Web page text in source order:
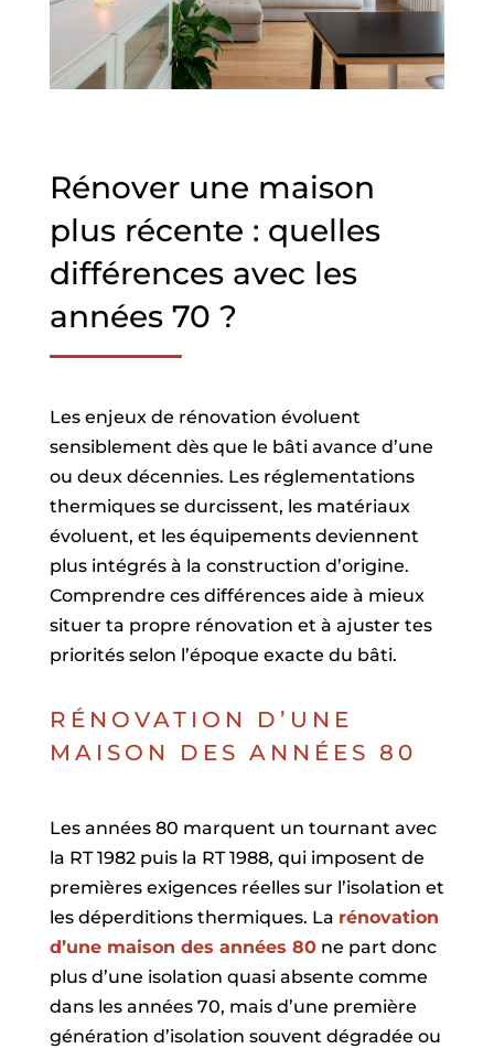
Rénover une maison
plus récente : quelles
différences avec les
années 70 ?
Les enjeux de rénovation évoluent
sensiblement dès que le bâti avance d’une
ou deux décennies. Les réglementations
thermiques se durcissent, les matériaux
évoluent, et les équipements deviennent
plus intégrés à la construction d’origine.
Comprendre ces différences aide à mieux
situer ta propre rénovation et à ajuster tes
priorités selon l’époque exacte du bâti.
RÉNOVATION D’UNE
MAISON DES ANNÉES 80
Les années 80 marquent un tournant avec
la RT 1982 puis la RT 1988, qui imposent de
premières exigences réelles sur l’isolation et
les déperditions thermiques. La rénovation
d’une maison des années 80 ne part donc
plus d’une isolation quasi absente comme
dans les années 70, mais d’une première
génération d’isolation souvent dégradée ou